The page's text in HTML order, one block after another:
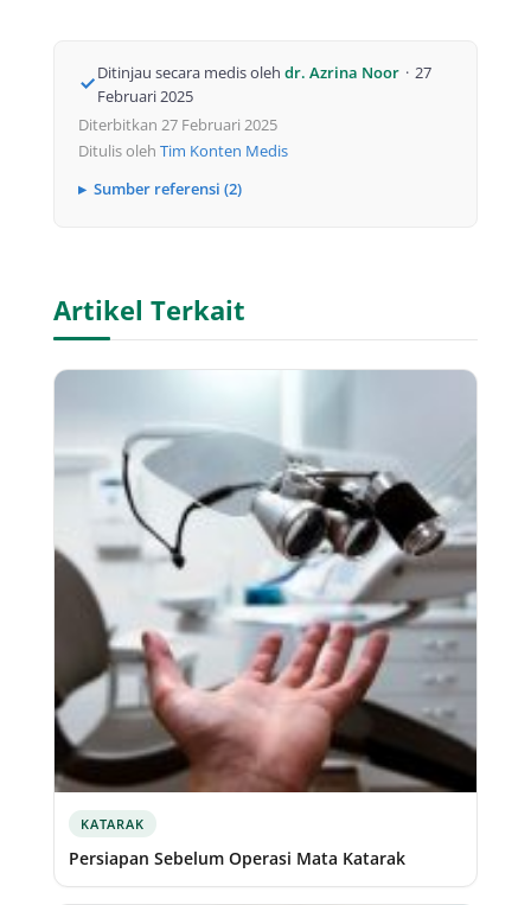
Ditinjau secara medis oleh dr. Azrina Noor · 27
Februari 2025
Diterbitkan 27 Februari 2025
Ditulis oleh Tim Konten Medis
Sumber referensi (2)
Artikel Terkait
KATARAK
Persiapan Sebelum Operasi Mata Katarak